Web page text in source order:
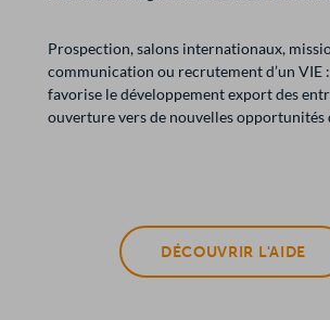
Prospection, salons internationaux,
communication ou recrutement d’un VIE
favorise le développement export des
ouverture vers de nouvelles opportunités
DÉCOUVRIR L'AIDE